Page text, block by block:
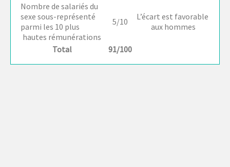
Nombre de salariés du
sexe sous-représenté
parmi les 10 plus
hautes rémunérations
5/10
L’écart est favorable
aux hommes
Total 91/100